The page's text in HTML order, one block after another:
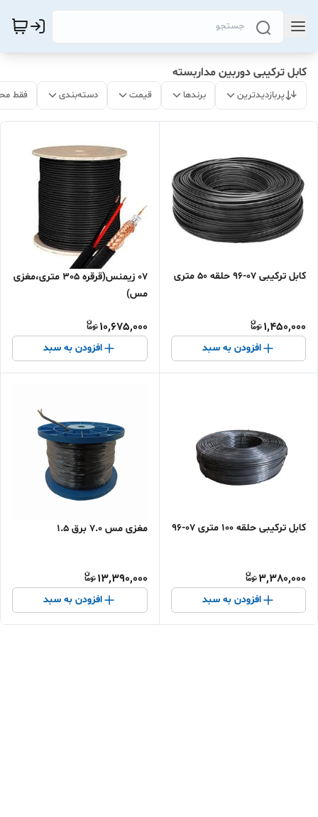
کابل ترکیبی دوربین مداربسته
پربازدیدترین برندها قیمت دسته‌بندی فقط
کابل ترکیبی 07-96 حلقه 50 متری
1,450,000
افزودن به سبد
07 زیمنس(قرقره 305 متری،مغزی
مس)
10,675,000
افزودن به سبد
کابل ترکیبی حلقه 100 متری 07-96
3,380,000
افزودن به سبد
مغزی مس 7.0 برق 1.5
13,390,000
افزودن به سبد